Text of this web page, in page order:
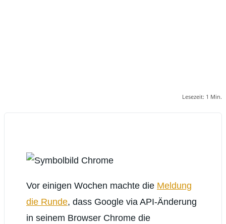
Lesezeit: 1 Min.
Vor einigen Wochen machte die Meldung
die Runde, dass Google via API-Änderung
in seinem Browser Chrome die